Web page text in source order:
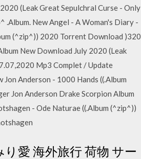
(Leak Great Sepulchral Curse - Only
New Angel - A Woman's Diary -
(^zip^)) 2020 Torrent Download )320
New Download July 2020 (Leak
Mp3 Complet / Update
Anderson - 1000 Hands ((.Album
Jon Anderson Drake Scorpion Album
- Ode Naturae ((.Album (^zip^))
愛 海外旅行 荷物 サー